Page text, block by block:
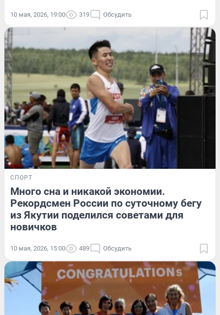
10 мая, 2026, 19:00 319 Обсудить
СПОРТ
Много сна и никакой экономии.
Рекордсмен России по суточному бегу
из Якутии поделился советами для
новичков
10 мая, 2026, 15:00 489 Обсудить